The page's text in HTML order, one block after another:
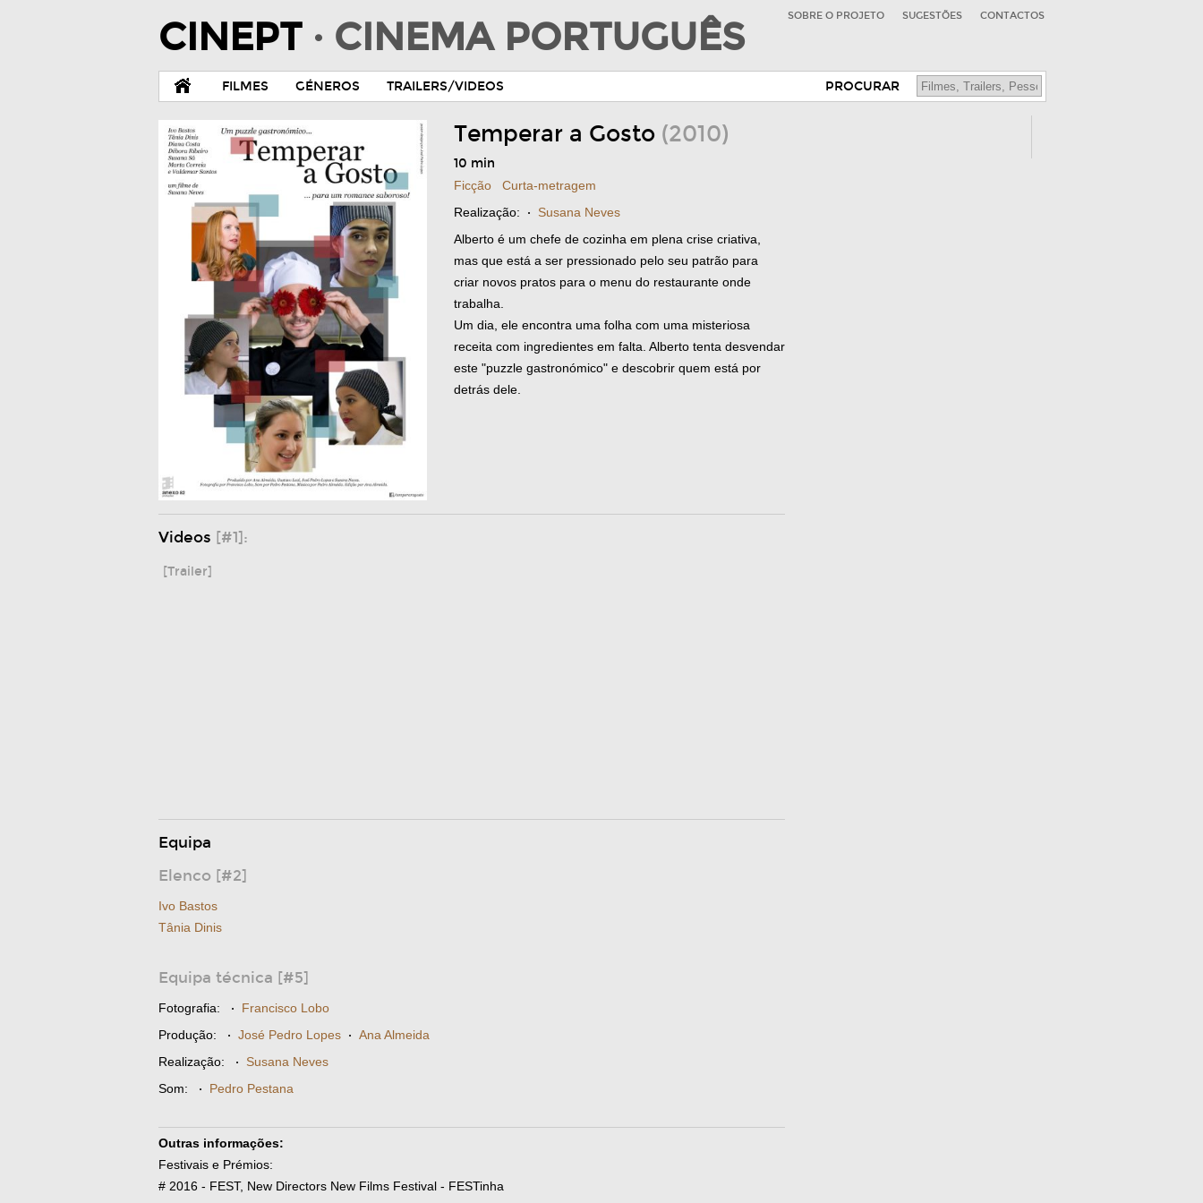
CINEPT · CINEMA PORTUGUÊS SOBRE O PROJETO SUGESTÕES CONTACTOS
FILMES GÉNEROS TRAILERS/VIDEOS PROCURAR
Temperar a Gosto (2010)
10 min
Ficção
Curta-metragem
Realização: · Susana Neves
Alberto é um chefe de cozinha em plena crise criativa,
mas que está a ser pressionado pelo seu patrão para
criar novos pratos para o menu do restaurante onde
trabalha.
Um dia, ele encontra uma folha com uma misteriosa
receita com ingredientes em falta. Alberto tenta desvendar
este "puzzle gastronómico" e descobrir quem está por
detrás dele.
Videos [#1]:
[Trailer]
Equipa
Elenco [#2]
Ivo Bastos
Tânia Dinis
Equipa técnica [#5]
Fotografia: · Francisco Lobo
Produção: · José Pedro Lopes · Ana Almeida
Realização: · Susana Neves
Som: · Pedro Pestana
Outras informações:
Festivais e Prémios:
# 2016 - FEST, New Directors New Films Festival - FESTinha